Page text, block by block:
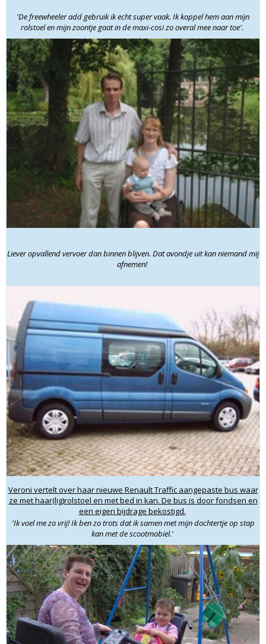
'De freewheeler add gebruik ik echt super vaak. Ik koppel hem aan mijn
rolstoel en mijn zoontje gaat in de maxi-cosi zo overal mee naar toe'.
Liever opvallend vervoer dan binnen blijven. Dat avondje uit kan niemand mij
afnemen!
Veroni vertelt over haar nieuwe Renault Traffic aangepaste bus waar
ze met haar(lig)rolstoel en met bed in kan. De bus is door fondsen en
een eigen bijdrage bekostigd.
'Ik voel me zo vrij! Ik ben zo trots dat ik samen met mijn dochtertje op stap
kan met de scootmobiel.'